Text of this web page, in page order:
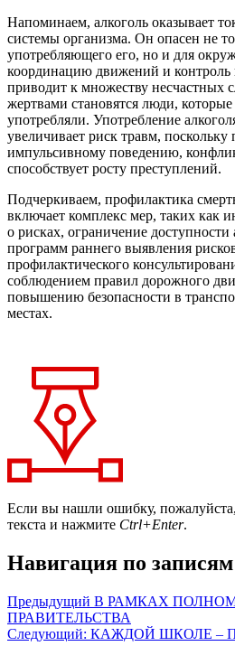
Напоминаем, алкоголь оказывает
системы организма. Он опасен не
употребляющего его, но и для
координацию движений и контроль
приводит к множеству несчастных
жертвами становятся люди,
употребляли. Употребление
увеличивает риск травм, поскольку
импульсивному поведению,
способствует росту преступлений.
Подчеркиваем, профилактика
включает комплекс мер, таких как
о рисках, ограничение доступности
программ раннего выявления
профилактического
соблюдением правил дорожного
повышению безопасности в
местах.
Если вы нашли ошибку,
текста и нажмите Ctrl+Enter.
Навигация по записям
Предыдущий В РАМКАХ
ПРАВИТЕЛЬСТВА
Следующий: КАЖДОЙ ШКОЛЕ –